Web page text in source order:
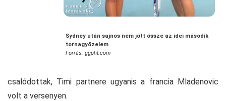
Sydney után sajnos nem jött össze az idei második
tornagyőzelem
Forrás: ggpht.com
csalódottak, Timi partnere ugyanis a francia Mladenovic
volt a versenyen.